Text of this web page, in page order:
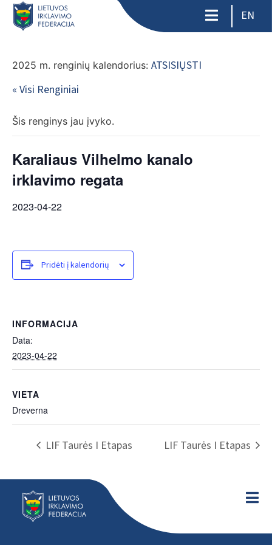
EN
2025 m. renginių kalendorius: ATSISIŲSTI
« Visi Renginiai
Šis renginys jau įvyko.
Karaliaus Vilhelmo kanalo
irklavimo regata
2023-04-22
Pridėti į kalendorių
INFORMACIJA
Data:
2023-04-22
VIETA
Dreverna
LIF Taurės I Etapas LIF Taurės I Etapas